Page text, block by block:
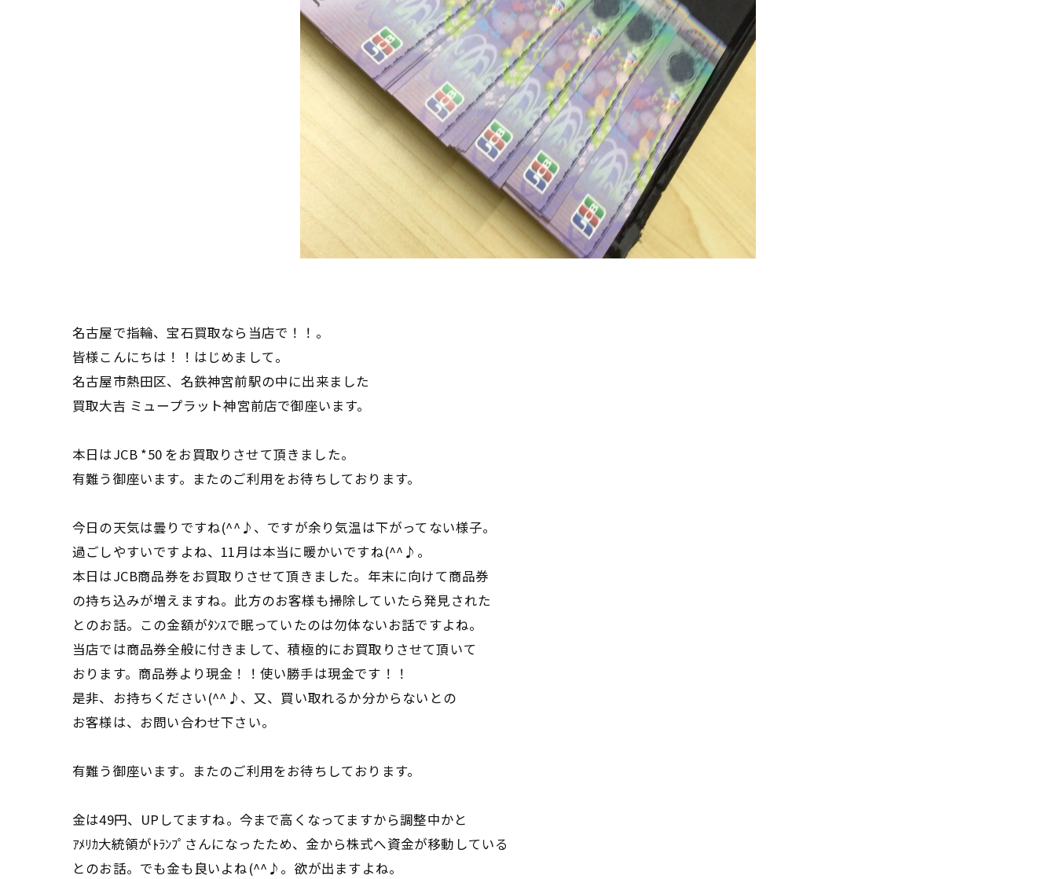
名古屋で指輪、宝石買取なら当店で！！。
皆様こんにちは！！はじめまして。
名古屋市熱田区、名鉄神宮前駅の中に出来ました
買取大吉 ミュープラット神宮前店で御座います。
本日はJCB *50 をお買取りさせて頂きました。
有難う御座います。またのご利用をお待ちしております。
今日の天気は曇りですね(^^♪、ですが余り気温は下がってない様子。
過ごしやすいですよね、11月は本当に暖かいですね(^^♪。
本日はJCB商品券をお買取りさせて頂きました。年末に向けて商品券
の持ち込みが増えますね。此方のお客様も掃除していたら発見された
とのお話。この金額がﾀﾝｽで眠っていたのは勿体ないお話ですよね。
当店では商品券全般に付きまして、積極的にお買取りさせて頂いて
おります。商品券より現金！！使い勝手は現金です！！
是非、お持ちください(^^♪、又、買い取れるか分からないとの
お客様は、お問い合わせ下さい。
有難う御座います。またのご利用をお待ちしております。
金は49円、UPしてますね。今まで高くなってますから調整中かと
ｱﾒﾘｶ大統領がﾄﾗﾝﾌﾟさんになったため、金から株式へ資金が移動している
とのお話。でも金も良いよね(^^♪。欲が出ますよね。